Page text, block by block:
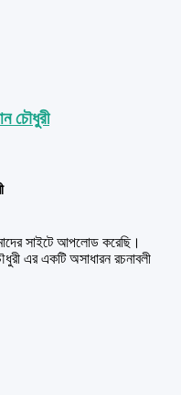
চৌধুরী
সাইটে আপলোড করেছি।
এর একটি অসাধারন রচনাবলী